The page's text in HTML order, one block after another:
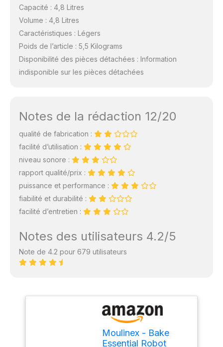
Capacité : 4,8 Litres
Volume : 4,8 Litres
Caractéristiques : Légers
Poids de l’article : 5,5 Kilograms
Disponibilité des pièces détachées : Information
indisponible sur les pièces détachées
Notes de la rédaction 12/20
qualité de fabrication :
facilité d’utilisation :
niveau sonore :
rapport qualité/prix :
puissance et performance :
fiabilité et durabilité :
facilité d’entretien :
Notes des utilisateurs 4.2/5
Note de 4.2 pour 679 utilisateurs
Moulinex - Bake
Essential Robot